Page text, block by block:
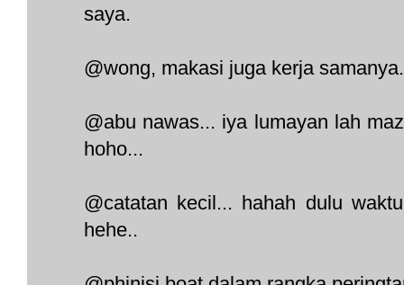
saya.
@wong, makasi juga kerja
@abu nawas... iya lumayan lah
hoho...
@catatan kecil... hahah dulu
hehe..